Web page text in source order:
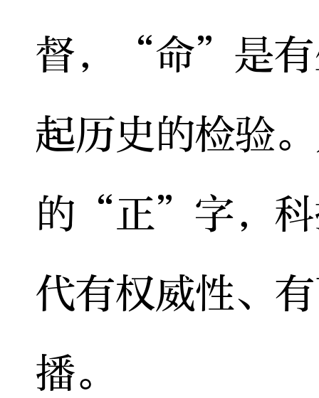
督，“命”是有
起历史的检验
的“正”字，科
代有权威性、
播。